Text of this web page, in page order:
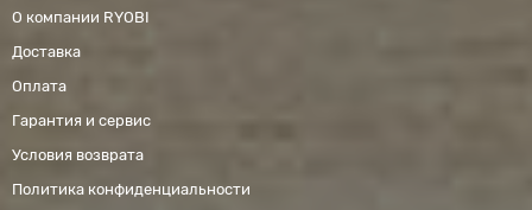
О компании RYOBI
Доставка
Оплата
Гарантия и сервис
Условия возврата
Политика конфиденциальности